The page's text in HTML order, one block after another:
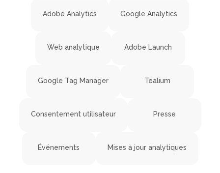
Adobe Analytics Google Analytics
Web analytique Adobe Launch
Google Tag Manager Tealium
Consentement utilisateur Presse
Événements Mises à jour analytiques